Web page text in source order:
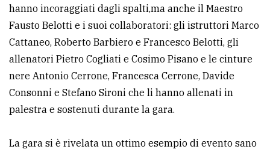
policy
Cookie
policy
hanno incoraggiati dagli spalti,ma anche il Maestro
Fausto Belotti e i suoi collaboratori: gli istruttori Marco
Cattaneo, Roberto Barbiero e Francesco Belotti, gli
allenatori Pietro Cogliati e Cosimo Pisano e le cinture
nere Antonio Cerrone, Francesca Cerrone, Davide
Consonni e Stefano Sironi che li hanno allenati in
palestra e sostenuti durante la gara.
La gara si è rivelata un ottimo esempio di evento sano